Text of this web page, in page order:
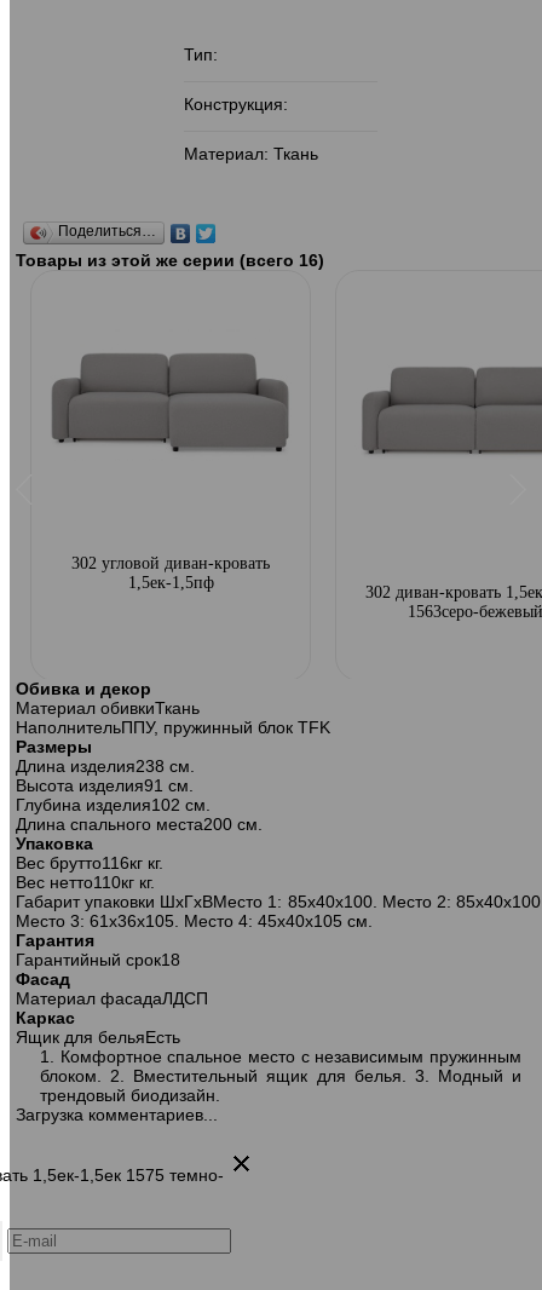
Тип:
Конструкция:
Материал: Ткань
Поделиться…
Товары из этой же серии (всего 16)
302 угловой диван-кровать
1,5ек-1,5пф
302 диван-кровать
1563серо-бежевый
302 диван-кровать 1,5ек-1,5ек-1,5пф
Обивка и декор
Материал обивкиТкань
НаполнительППУ, пружинный блок TFK
Размеры
Длина изделия238 см.
Высота изделия91 см.
Глубина изделия102 см.
Длина спального места200 см.
Упаковка
Вес брутто116кг кг.
Вес нетто110кг кг.
Габарит упаковки ШхГхВМесто 1: 85х40х100. Место 2:
Место 3: 61х36х105. Место 4: 45х40х105 см.
Гарантия
Гарантийный срок18
Фасад
Материал фасадаЛДСП
Каркас
Ящик для бельяЕсть
1. Комфортное спальное место с независимым пружинным
блоком. 2. Вместительный ящик для белья. 3. Модный и
трендовый биодизайн.
Загрузка комментариев...
1,5ек-1,5ек 1575 темно-